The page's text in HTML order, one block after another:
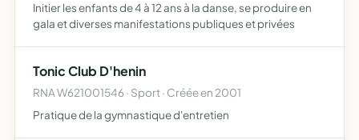
Initier les enfants de 4 à 12 ans à la danse, se produire en
gala et diverses manifestations publiques et privées
Tonic Club D'henin
RNA W621001546 · Sport · Créée en 2001
Pratique de la gymnastique d'entretien